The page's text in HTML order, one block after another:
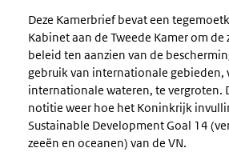
Deze Kamerbrief bevat een
Kabinet aan de Tweede Kamer om
beleid ten aanzien van de
gebruik van internationale gebieden,
internationale wateren, te vergroten.
notitie weer hoe het Koninkrijk
Sustainable Development Goal 14
zeeën en oceanen) van de VN.